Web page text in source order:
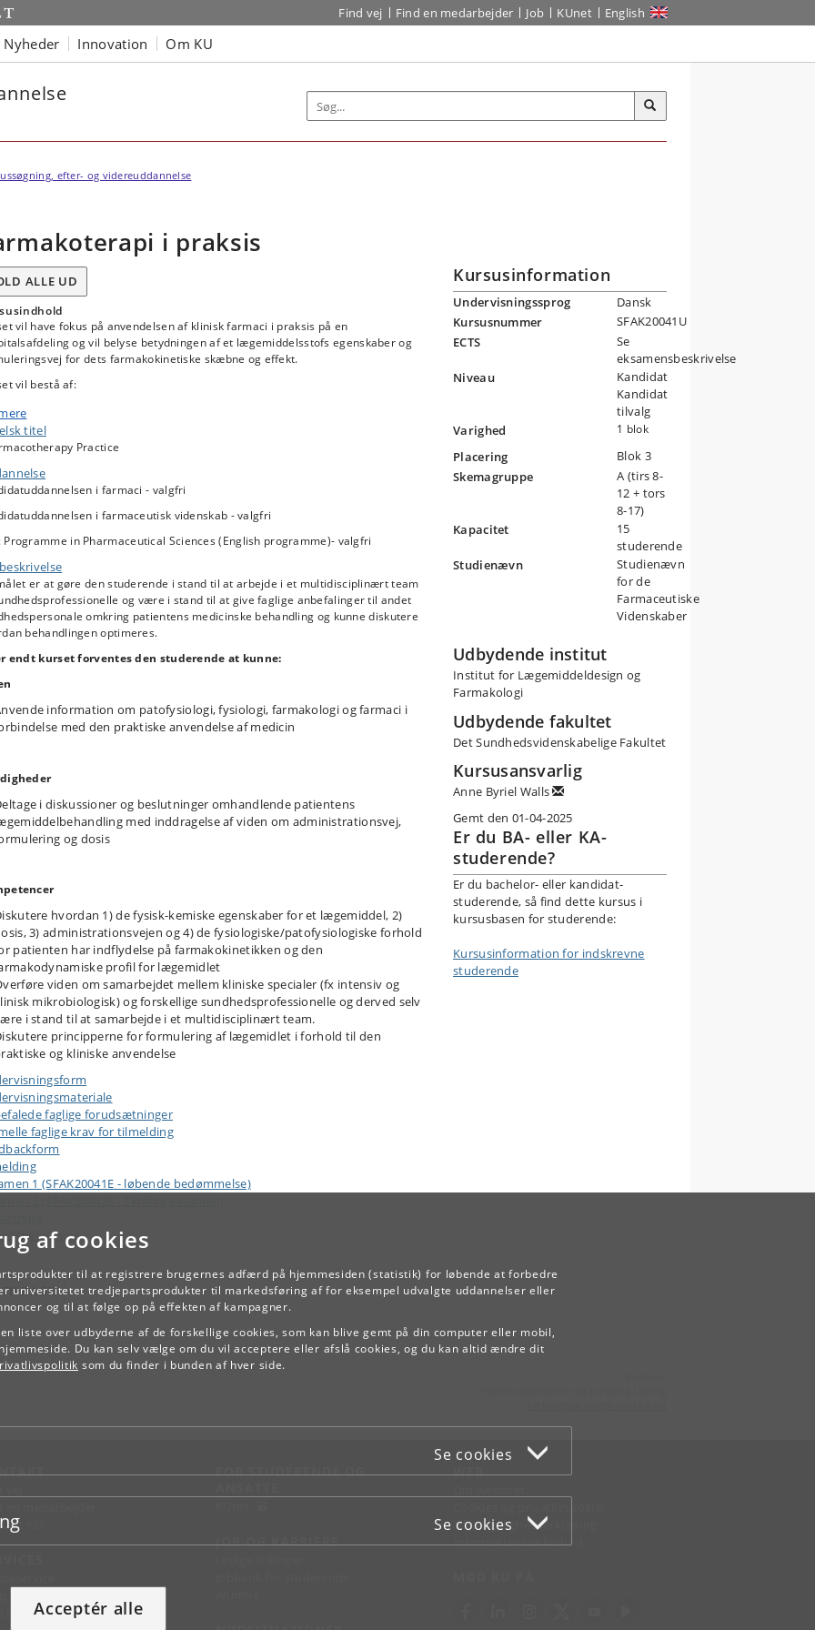
af cookies
til at registrere brugernes adfærd på hjemmesiden (statistik) for løbende at forbedre
universitetet tredjepartsprodukter til markedsføring af for eksempel udvalgte uddannelser eller
og til at følge op på effekten af kampagner.
liste over udbyderne af de forskellige cookies, som kan blive gemt på din computer eller mobil,
Du kan selv vælge om du vil acceptere eller afslå cookies, og du kan altid ændre dit
som du finder i bunden af hver side.
Se cookies
Se cookies
Acceptér alle
Find vej Find en medarbejder Job KUnet English
Nyheder Innovation Om KU
efter- og videreuddannelse
i praksis
ALLE UD
vil have fokus på anvendelsen af klinisk farmaci i praksis på en
og vil belyse betydningen af et lægemiddelsstofs egenskaber og
for dets farmakokinetiske skæbne og effekt.
vil bestå af:
der dækker information om kurset, praktisk
og projektarbejdet.
forelæsninger, indenfor følgende emner (alle undervist ud fra et
perspektiv):
af fysisk-kemiske egenskaber af et lægemiddelstof på
i formuleringen af et lægemiddel fra molekyle til produkt – med
på patientens behov
af forskellige lægemiddelformuleringer til oral administration
normal gastro-intestinal fysiologi
ved valg af formulering og dosis af lægemidler til børn eller
kompatibilitet ved intensiv behandling og i det perioperative
udfordringer med dispensering og administration (tabletknusning,
Udfordringer ved høj-risiko lægemidler
og -gennemgang
informationer finder man i en patient journal og hvordan kan de
team af sundhedsprofessionelle
lægemiddelhåndtering – 1 dag med praktisk lægemiddelhåndtering
praktiske del vil der være fokus på praktisk medicinhåndtering herunder:
for ordination, dispensering og administration af lægemidler
i grupper (problem baseret læring)
vil individuelt og i grupper arbejde med prædefinerede cases. I
arbejdet vil den studerende udarbejde forslag til forbedringer af
samt en diskussion af den kliniske relevans af de foreslåede
Formålet med case-arbejdet er at give de studerende en indsigt i de
interaktioner der er mellem lægemiddelstoffets egenskaber,
administrationsvej, effekt/bivirkninger, patientens forhold og
titel
Practice
i farmaci - valgfri
i farmaceutisk videnskab - valgfri
Programme in Pharmaceutical Sciences (English programme)- valgfri
er at gøre den studerende i stand til at arbejde i et multidisciplinært team
og være i stand til at give faglige anbefalinger til andet
omkring patientens medicinske behandling og kunne diskutere
behandlingen optimeres.
endt kurset forventes den studerende at kunne:
information om patofysiologi, fysiologi, farmakologi og farmaci i
med den praktiske anvendelse af medicin
i diskussioner og beslutninger omhandlende patientens
med inddragelse af viden om administrationsvej,
og dosis
hvordan 1) de fysisk-kemiske egenskaber for et lægemiddel, 2)
3) administrationsvejen og 4) de fysiologiske/​patofysiologiske forhold
patienten har indflydelse på farmakokinetikken og den
profil for lægemidlet
viden om samarbejdet mellem kliniske specialer (fx intensiv og
mikrobiologisk) og forskellige sundhedsprofessionelle og derved selv
i stand til at samarbejde i et multidisciplinært team.
principperne for formulering af lægemidlet i forhold til den
og kliniske anvendelse
faglige forudsætninger
faglige krav for tilmelding
1 (SFAK20041E - løbende bedømmelse)
Kursusinformation
Undervisningssprog
Dansk
Kursusnummer
SFAK20041U
ECTS
Se
eksamensbeskrivelse
Niveau
Kandidat
Kandidat
tilvalg
Varighed
1 blok
Placering
Blok 3
Skemagruppe
A (tirs 8-
12 + tors
8-17)
Kapacitet
15
studerende
Studienævn
Studienævn
for de
Farmaceutiske
Videnskaber
Udbydende institut
Institut for Lægemiddeldesign og
Farmakologi
Udbydende fakultet
Det Sundhedsvidenskabelige Fakultet
Kursusansvarlig
Anne Byriel Walls
Gemt den 01-04-2025
Er du BA- eller KA-
studerende?
Er du bachelor- eller kandidat-
studerende, så find dette kursus i
kursusbasen for studerende:
Kursusinformation for indskrevne
studerende
TILBAGE
KU
FOR STUDERENDE OG
JOB OG KARRIERE
WEB
Tilgængelighedserklæring
Informationssikkerhed